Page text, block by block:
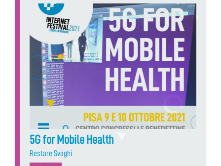
5G for Mobile Health
Restare Svaghi